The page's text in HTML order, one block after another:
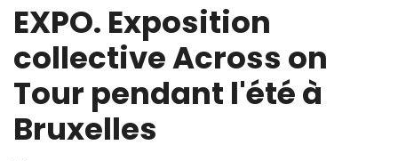
EXPO. Exposition
collective Across on
Tour pendant l'été à
Bruxelles